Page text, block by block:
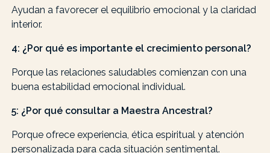
Ayudan a favorecer el equilibrio emocional y la claridad
interior.
4: ¿Por qué es importante el crecimiento personal?
Porque las relaciones saludables comienzan con una
buena estabilidad emocional individual.
5: ¿Por qué consultar a Maestra Ancestral?
Porque ofrece experiencia, ética espiritual y atención
personalizada para cada situación sentimental.